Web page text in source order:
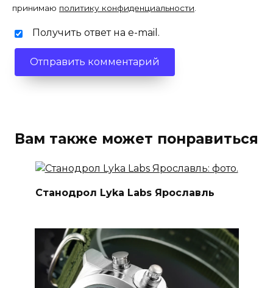
принимаю политику конфиденциальности.
Получить ответ на e-mail.
Вам также может понравиться
Станодрол Lyka Labs Ярославль